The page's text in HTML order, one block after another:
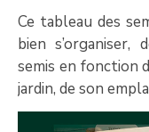
Ce tableau des
bien
semis en fonction
jardin, de son